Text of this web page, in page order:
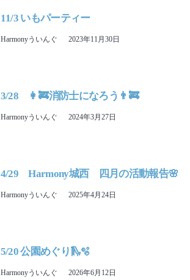
11/3 いもパーティー
Harmonyういんぐ 2023年11月30日
3/28 👩‍🚒消防士になろう👨‍🚒
Harmonyういんぐ 2024年3月27日
4/29 Harmony城西 四月の活動報告🌸
Harmonyういんぐ 2025年4月24日
5/20 公園めぐり🛝🫧
Harmonyういんぐ 2026年6月12日